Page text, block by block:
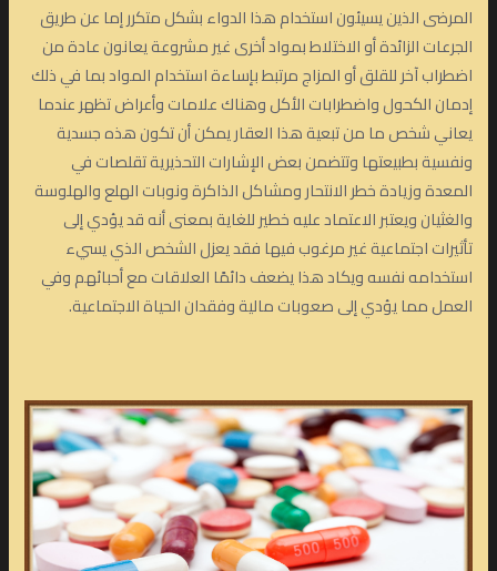
المرضى الذين يسيئون استخدام هذا الدواء بشكل متكرر إما عن طريق
الجرعات الزائدة أو الاختلاط بمواد أخرى غير مشروعة يعانون عادة من
اضطراب آخر للقلق أو المزاج مرتبط بإساءة استخدام المواد بما في ذلك
إدمان الكحول واضطرابات الأكل وهناك علامات وأعراض تظهر عندما
يعاني شخص ما من تبعية هذا العقار يمكن أن تكون هذه جسدية
ونفسية بطبيعتها وتتضمن بعض الإشارات التحذيرية تقلصات في
المعدة وزيادة خطر الانتحار ومشاكل الذاكرة ونوبات الهلع والهلوسة
والغثيان ويعتبر الاعتماد عليه خطير للغاية بمعنى أنه قد يؤدي إلى
تأثيرات اجتماعية غير مرغوب فيها فقد يعزل الشخص الذي يسيء
استخدامه نفسه ويكاد هذا يضعف دائمًا العلاقات مع أحبائهم وفي
العمل مما يؤدي إلى صعوبات مالية وفقدان الحياة الاجتماعية.